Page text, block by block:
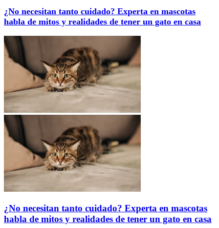
¿No necesitan tanto cuidado? Experta en mascotas
habla de mitos y realidades de tener un gato en casa
¿No necesitan tanto cuidado? Experta en mascotas
habla de mitos y realidades de tener un gato en casa